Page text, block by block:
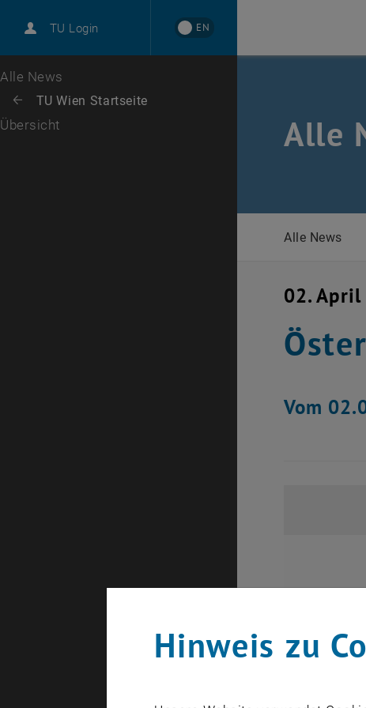
TU Login EN
Karriere
Zur 1. Menü Ebene
Alle News
Zurück: Subseiten von TU Wien Startseite auflisten
Zurück zur letzten Ebene:
TU Wien Startseite
Übersicht Alle
Alle News
02.
Vom
Hinweis zu